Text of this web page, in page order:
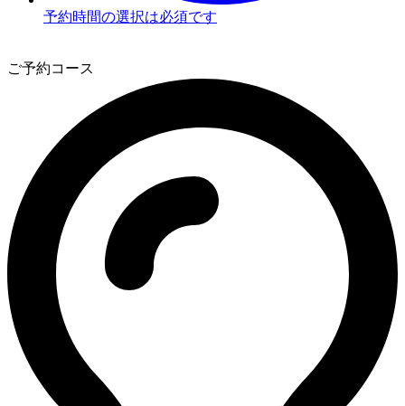
予約時間の選択は必須です
ご予約コース